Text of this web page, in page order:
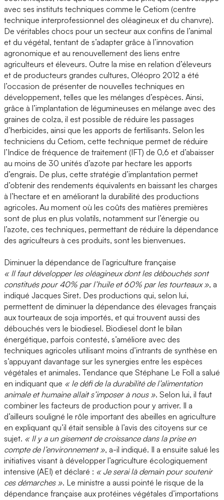
avec ses instituts techniques comme le Cetiom (centre
technique interprofessionnel des oléagineux et du chanvre).
De véritables chocs pour un secteur aux confins de l’animal
et du végétal, tentant de s’adapter grâce à l’innovation
agronomique et au renouvellement des liens entre
agriculteurs et éleveurs. Outre la mise en relation d’éleveurs
et de producteurs grandes cultures, Oléopro 2012 a été
l’occasion de présenter de nouvelles techniques en
développement, telles que les mélanges d’espèces. Ainsi,
grâce à l’implantation de légumineuses en mélange avec des
graines de colza, il est possible de réduire les passages
d’herbicides, ainsi que les apports de fertilisants. Selon les
techniciens du Cetiom, cette technique permet de réduire
l’Indice de fréquence de traitement (IFT) de 0,6 et d’abaisser
au moins de 30 unités d’azote par hectare les apports
d’engrais. De plus, cette stratégie d’implantation permet
d’obtenir des rendements équivalents en baissant les charges
à l’hectare et en améliorant la durabilité des productions
agricoles. Au moment où les coûts des matières premières
sont de plus en plus volatils, notamment sur l’énergie ou
l’azote, ces techniques, permettant de réduire la dépendance
des agriculteurs à ces produits, sont les bienvenues.
Diminuer la dépendance de l’agriculture française
« Il faut développer les oléagineux dont les débouchés sont
constitués pour 40% par l’huile et 60% par les tourteaux », a
indiqué Jacques Siret. Des productions qui, selon lui,
permettent de diminuer la dépendance des élevages français
aux tourteaux de soja importés, et qui trouvent aussi des
débouchés vers le biodiesel. Biodiesel dont le bilan
énergétique, parfois contesté, s’améliore avec des
techniques agricoles utilisant moins d’intrants de synthèse en
s’appuyant davantage sur les synergies entre les espèces
végétales et animales. Tendance que Stéphane Le Foll a salué
en indiquant que « le défi de la durabilité de l’alimentation
animale et humaine allait s’imposer à nous ». Selon lui, il faut
combiner les facteurs de production pour y arriver. Il a
d’ailleurs souligné le rôle important des abeilles en agriculture
en expliquant qu’il était sensible à l’avis des citoyens sur ce
sujet. « Il y a un gisement de croissance dans la prise en
compte de l’environnement », a-il indiqué. Il a ensuite salué les
initiatives visant à développer l’agriculture écologiquement
intensive (AEI) et déclaré : « Je serai là demain pour soutenir
ces démarches ». Le ministre a aussi pointé le risque de la
dépendance française aux protéines végétales d’importations